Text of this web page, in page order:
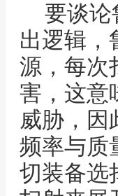
要谈论
出逻辑，
源，每次
害，这意
威胁，因
频率与质
切装备选